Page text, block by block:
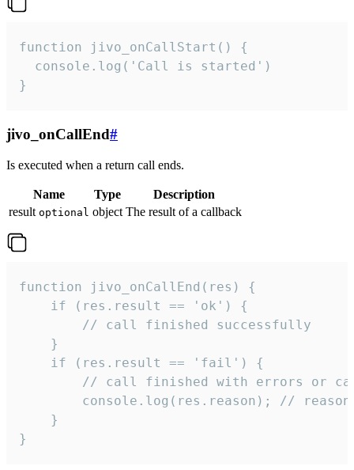
function jivo_onCallStart() {
  console.log('Call is started')
}
jivo_onCallEnd#
Is executed when a return call ends.
Name Type
Description
result optional object The result of a callback
function jivo_onCallEnd(res) {
    if (res.result == 'ok') {
        // call finished successfully
    }
    if (res.result == 'fail') {
// call finished with errors or
console.log(res.reason); //
    }
}